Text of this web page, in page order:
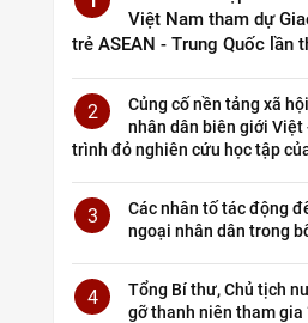
Việt Nam tham dự
trẻ ASEAN - Trung Quốc lần
2
Củng cố nền tảng xã
nhân dân biên giới Việt
trình đỏ nghiên cứu học tập
3
Các nhân tố tác động
ngoại nhân dân trong
4
Tổng Bí thư, Chủ tịch
gỡ thanh niên tham gia